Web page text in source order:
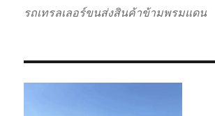
รถเทรลเลอร์ขนส่งสินค้าข้ามพรมแดน